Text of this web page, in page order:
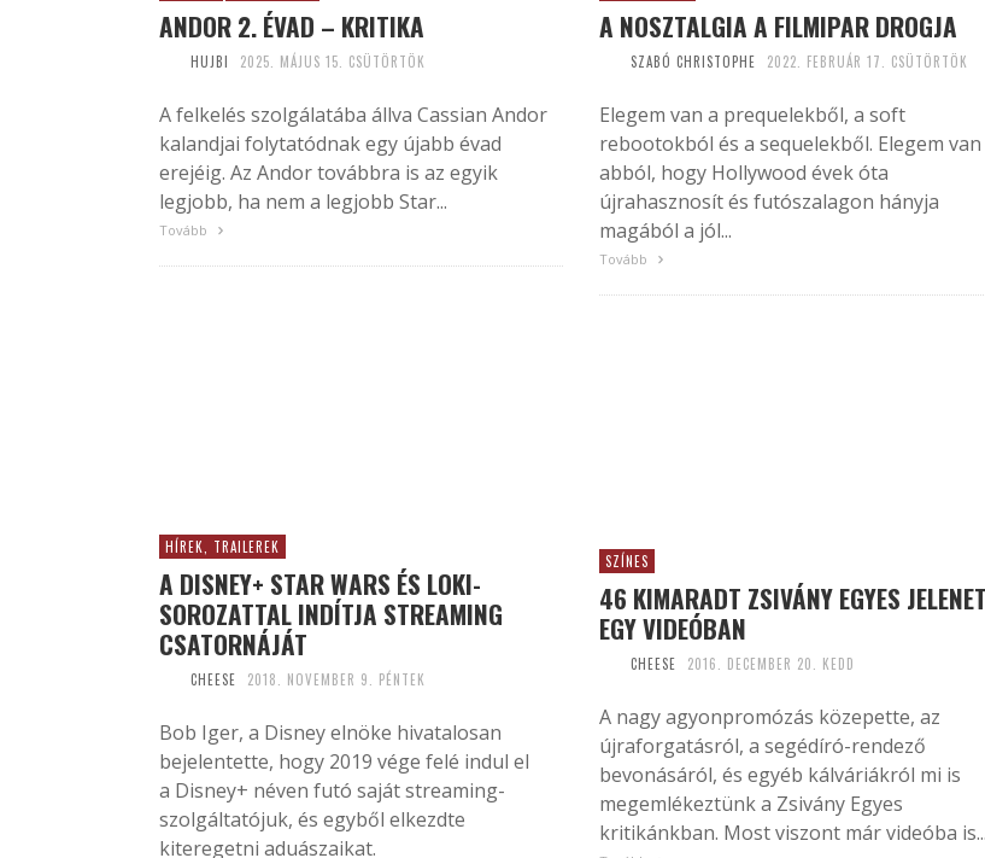
ANDOR 2. ÉVAD – KRITIKA
HUJBI 2025. MÁJUS 15. CSÜTÖRTÖK
A felkelés szolgálatába állva Cassian Andor
kalandjai folytatódnak egy újabb évad
erejéig. Az Andor továbbra is az egyik
legjobb, ha nem a legjobb Star...
Tovább
A NOSZTALGIA A FILMIPAR DROGJA
SZABÓ CHRISTOPHE 2022. FEBRUÁR 17. CSÜTÖRTÖK
Elegem van a prequelekből, a soft
rebootokból és a sequelekből. Elegem van
abból, hogy Hollywood évek óta
újrahasznosít és futószalagon hányja
magából a jól...
Tovább
HÍREK, TRAILEREK
A DISNEY+ STAR WARS ÉS LOKI-
SOROZATTAL INDÍTJA STREAMING
CSATORNÁJÁT
CHEESE 2018. NOVEMBER 9. PÉNTEK
Bob Iger, a Disney elnöke hivatalosan
bejelentette, hogy 2019 vége felé indul el
a Disney+ néven futó saját streaming-
szolgáltatójuk, és egyből elkezdte
kiteregetni aduászaikat.
SZÍNES
46 KIMARADT ZSIVÁNY EGYES JELENET
EGY VIDEÓBAN
CHEESE 2016. DECEMBER 20. KEDD
A nagy agyonpromózás közepette, az
újraforgatásról, a segédíró-rendező
bevonásáról, és egyéb kálváriákról mi is
megemlékeztünk a Zsivány Egyes
kritikánkban. Most viszont már videóba is...